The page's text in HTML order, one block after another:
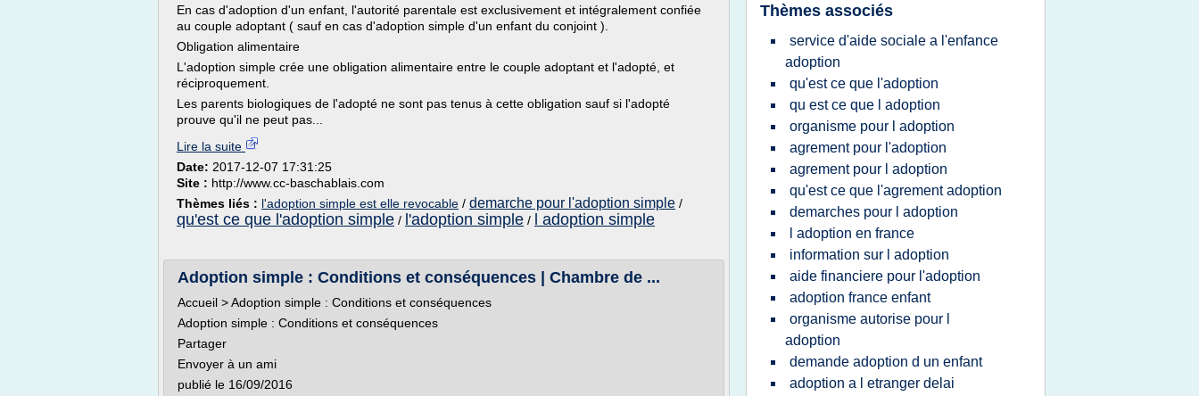
En cas d'adoption d'un enfant, l'autorité parentale est exclusivement et intégralement confiée
au couple adoptant ( sauf en cas d'adoption simple d'un enfant du conjoint ).
Obligation alimentaire
L'adoption simple crée une obligation alimentaire entre le couple adoptant et l'adopté, et
réciproquement.
Les parents biologiques de l'adopté ne sont pas tenus à cette obligation sauf si l'adopté
prouve qu'il ne peut pas...
Lire la suite
Date: 2017-12-07 17:31:25
Site : http://www.cc-baschablais.com
Thèmes liés : l'adoption simple est elle revocable / demarche pour l'adoption simple /
qu'est ce que l'adoption simple / l'adoption simple / l adoption simple
Adoption simple : Conditions et conséquences | Chambre de ...
Accueil > Adoption simple : Conditions et conséquences
Adoption simple : Conditions et conséquences
Partager
Envoyer à un ami
publié le 16/09/2016
Thèmes associés
service d'aide sociale a l'enfance
adoption
qu'est ce que l'adoption
qu est ce que l adoption
organisme pour l adoption
agrement pour l'adoption
agrement pour l adoption
qu'est ce que l'agrement adoption
demarches pour l adoption
l adoption en france
information sur l adoption
aide financiere pour l'adoption
adoption france enfant
organisme autorise pour l
adoption
demande adoption d un enfant
adoption a l etranger delai